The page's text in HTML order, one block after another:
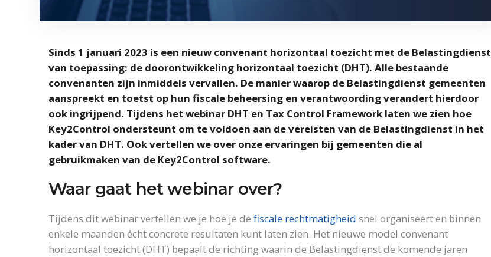
Sinds 1 januari 2023 is een nieuw convenant horizontaal toezicht met de Belastingdienst
van toepassing: de doorontwikkeling horizontaal toezicht (DHT). Alle bestaande
convenanten zijn inmiddels vervallen. De manier waarop de Belastingdienst gemeenten
aanspreekt en toetst op hun fiscale beheersing en verantwoording verandert hierdoor
ook ingrijpend. Tijdens het webinar DHT en Tax Control Framework laten we zien hoe
Key2Control ondersteunt om te voldoen aan de vereisten van de Belastingdienst in het
kader van DHT. Ook vertellen we over onze ervaringen bij gemeenten die al
gebruikmaken van de Key2Control software.
Waar gaat het webinar over?
Tijdens dit webinar vertellen we je hoe je de fiscale rechtmatigheid snel organiseert en binnen
enkele maanden écht concrete resultaten kunt laten zien. Het nieuwe model convenant
horizontaal toezicht (DHT) bepaalt de richting waarin de Belastingdienst de komende jaren